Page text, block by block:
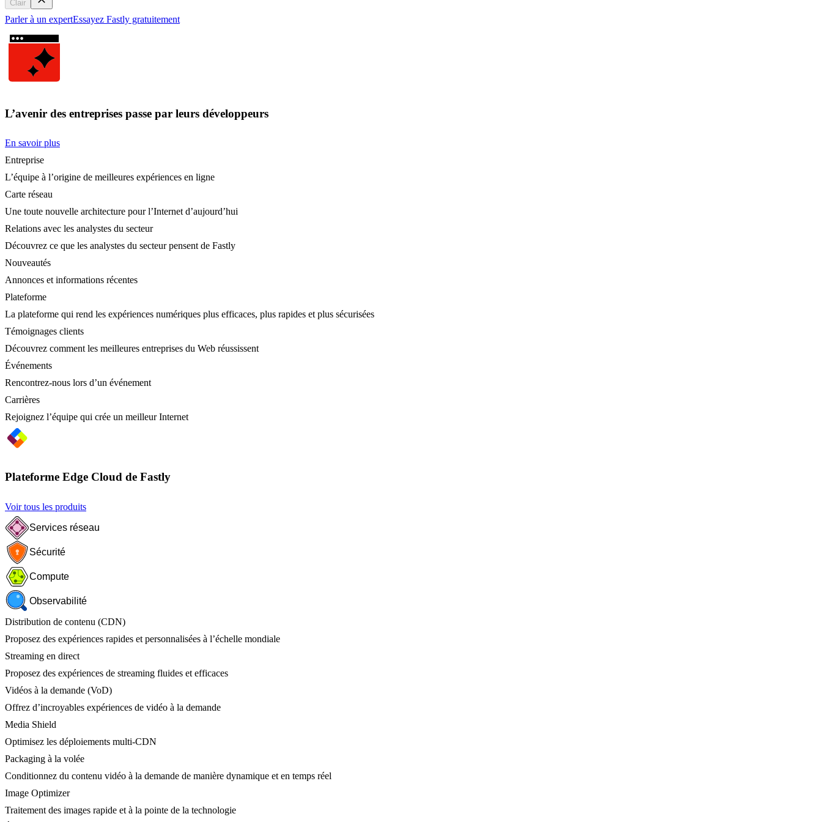
Clair
Parler à un expertEssayez Fastly gratuitement
L’avenir des entreprises passe par leurs développeurs
En savoir plus
Entreprise
L’équipe à l’origine de meilleures expériences en ligne
Carte réseau
Une toute nouvelle architecture pour l’Internet d’aujourd’hui
Relations avec les analystes du secteur
Découvrez ce que les analystes du secteur pensent de Fastly
Nouveautés
Annonces et informations récentes
Plateforme
La plateforme qui rend les expériences numériques plus efficaces, plus rapides et plus sécurisées
Témoignages clients
Découvrez comment les meilleures entreprises du Web réussissent
Événements
Rencontrez-nous lors d’un événement
Carrières
Rejoignez l’équipe qui crée un meilleur Internet
Plateforme Edge Cloud de Fastly
Voir tous les produits
Services réseau
Sécurité
Compute
Observabilité
Distribution de contenu (CDN)
Proposez des expériences rapides et personnalisées à l’échelle mondiale
Streaming en direct
Proposez des expériences de streaming fluides et efficaces
Vidéos à la demande (VoD)
Offrez d’incroyables expériences de vidéo à la demande
Media Shield
Optimisez les déploiements multi-CDN
Packaging à la volée
Conditionnez du contenu vidéo à la demande de manière dynamique et en temps réel
Image Optimizer
Traitement des images rapide et à la pointe de la technologie